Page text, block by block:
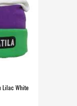
Lilac White